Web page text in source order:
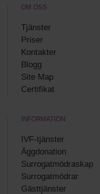
OM OSS
Tjänster
Priser
Kontakter
Blogg
Site Map
Certifikat
INFORMATION
IVF-tjänster
Äggdonation
Surrogatmödraskap
Surrogatmödrar
Gästtjänster